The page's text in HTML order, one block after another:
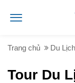
Trang chủ Du
Tour Du